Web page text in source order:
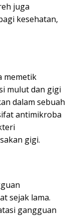
juga
kesehatan,
memetik
mulut dan gigi
dalam sebuah
antimikroba
gigi.
sejak lama.
gangguan